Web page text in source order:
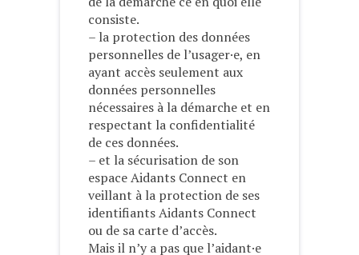
consiste.
– la protection des données
personnelles de l’usager·e, en
ayant accès seulement aux
données personnelles
nécessaires à la démarche et en
respectant la confidentialité
de ces données.
– et la sécurisation de son
espace Aidants Connect en
veillant à la protection de ses
identifiants Aidants Connect
ou de sa carte d’accès.
Mais il n’y a pas que l’aidant·e